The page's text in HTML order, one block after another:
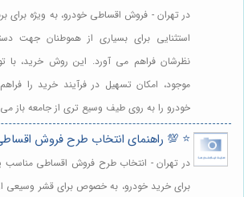
در تهران - فروش اقساطی خودرو، به ویژه برای
استثنایی برای بسیاری از هموطنان جهت
نظرشان فراهم می آورد. این روش خرید، با
موجود، امکان تسهیل در فرآیند خرید را
خودرو را به روی طیف وسیع تری از جامعه باز
⭐️ 💯 راهنمای انتخاب طرح فروش
در تهران - انتخاب طرح فروش اقساطی مناسب
برای خرید خودرو، به خصوص برای قشر وسیعی